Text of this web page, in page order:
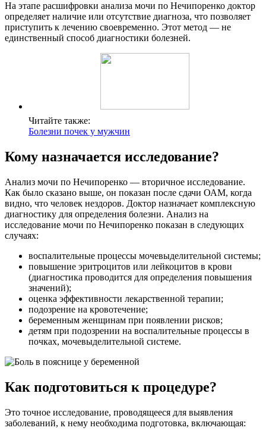
На этапе расшифровки анализа мочи по Нечипоренко доктор
определяет наличие или отсутствие диагноза, что позволяет
приступить к лечению своевременно. Этот метод — не
единственный способ диагностики болезней.
Читайте также:
Болезни почек у мужчин
Кому назначается исследование?
Анализ мочи по Нечипоренко — вторичное исследование.
Как было сказано выше, он показан после сдачи ОАМ, когда
видно, что человек нездоров. Доктор назначает комплексную
диагностику для определения болезни. Анализ на
исследование мочи по Нечипоренко показан в следующих
случаях:
воспалительные процессы мочевыделительной системы;
повышение эритроцитов или лейкоцитов в крови
(диагностика проводится для определения повышения
значений);
оценка эффективности лекарственной терапии;
подозрение на кровотечение;
беременным женщинам при появлении рисков;
детям при подозрении на воспалительные процессы в
почках, мочевыделительной системе.
Как подготовиться к процедуре?
Это точное исследование, проводящееся для выявления
заболеваний, к нему необходима подготовка, включающая: